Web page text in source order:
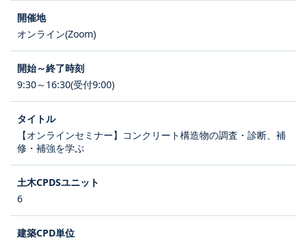
オンライン(Zoom)
9:30～16:30(受付9:00)
【オンラインセミナー】コンクリート構造物の調査・診断、補
修・補強を学ぶ
6